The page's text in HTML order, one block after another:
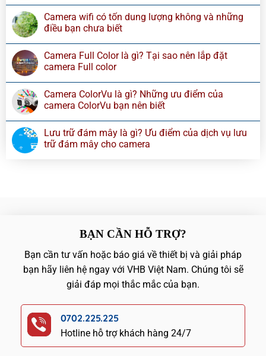
Camera wifi có tốn dung lượng không và những
điều bạn chưa biết
Camera Full Color là gì? Tại sao nên lắp đặt
camera Full color
Camera ColorVu là gì? Những ưu điểm của
camera ColorVu bạn nên biết
Lưu trữ đám mây là gì? Ưu điểm của dịch vụ lưu
trữ đám mây cho camera
BẠN CẦN HỖ TRỢ?
Bạn cần tư vấn hoặc báo giá về thiết bị và giải pháp
bạn hãy liên hệ ngay với VHB Việt Nam. Chúng tôi sẽ
giải đáp mọi thắc mắc của bạn.
0702.225.225
Hotline hỗ trợ khách hàng 24/7